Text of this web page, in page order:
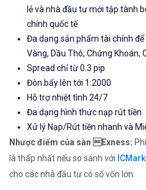
lẻ và nhà đầu tư mới tập tành
chính quốc tế
Đa dạng sản phẩm tài chính
Vàng, Dầu Thô, Chứng Khoán,
Spread chỉ từ 0.3 pip
Đòn bẩy lên tới 1:2000
Hỗ trợ nhiệt tình 24/7
Đa dạng hình thức nạp rút tiền
Xử lý Nạp/Rút tiền nhanh và
Nhược điểm của sàn Exness:
là thấp nhất nếu so sánh với
cho các nhà đầu tư có số vốn lớn.